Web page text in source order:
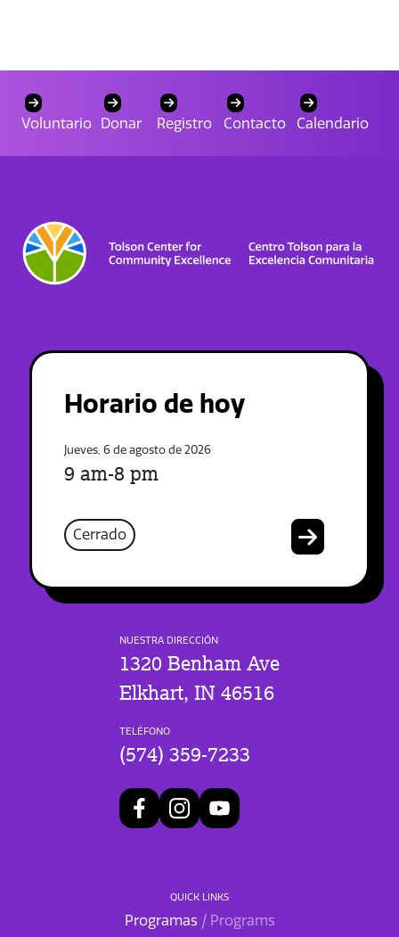
Voluntario Donar Registro Contacto Calendario
Horario de hoy
Jueves, 6 de agosto de 2026
9 am-8 pm
Cerrado
NUESTRA DIRECCIÓN
1320 Benham Ave
Elkhart, IN 46516
TELÉFONO
(574) 359-7233
QUICK LINKS
Programas / Programs